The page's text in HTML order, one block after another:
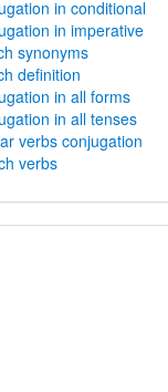
in conditional
in imperative
synonyms
definition
in all forms
in all tenses
verbs conjugation
verbs